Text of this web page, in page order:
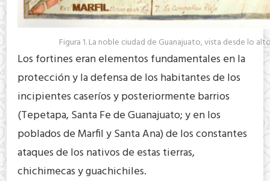
Figura 1. La noble ciudad de Guanajuato, vista desde lo
Los fortines eran elementos fundamentales en la
protección y la defensa de los habitantes de los
incipientes caseríos y posteriormente barrios
(Tepetapa, Santa Fe de Guanajuato; y en los
poblados de Marfil y Santa Ana) de los constantes
ataques de los nativos de estas tierras,
chichimecas y guachichiles.